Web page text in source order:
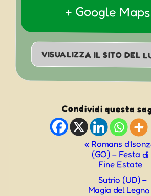
+ Google Maps
VISUALIZZA IL SITO DEL
Condividi questa
« Romans
(GO) – Festa di
Fine Estate
Sutrio (UD) –
Magia del